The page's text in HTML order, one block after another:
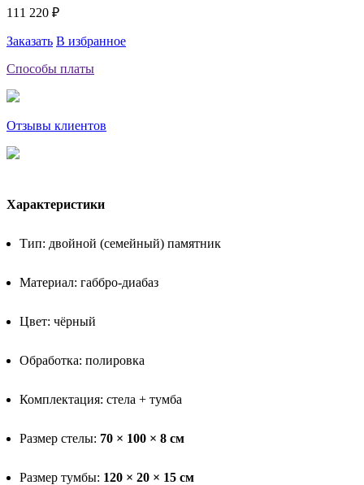
111 220 ₽
Заказать В избранное
Способы платы
Отзывы клиентов
Характеристики
Тип: двойной (семейный) памятник
Материал: габбро-диабаз
Цвет: чёрный
Обработка: полировка
Комплектация: стела + тумба
Размер стелы: 70 × 100 × 8 см
Размер тумбы: 120 × 20 × 15 см